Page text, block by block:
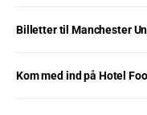
Billetter til Manchester
Kom med ind på Hotel